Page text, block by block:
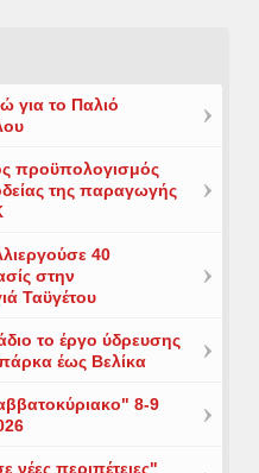
για το Παλιό
προϋπολογισμός
της παραγωγής
40
στην
Ταϋγέτου
το έργο ύδρευσης
έως Βελίκα
8-9
νέες περιπέτειες"